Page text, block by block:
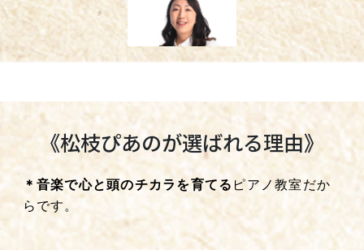
《松枝ぴあのが選ばれる理由》
＊音楽で心と頭のチカラを育てる ピアノ教室だか
らです。